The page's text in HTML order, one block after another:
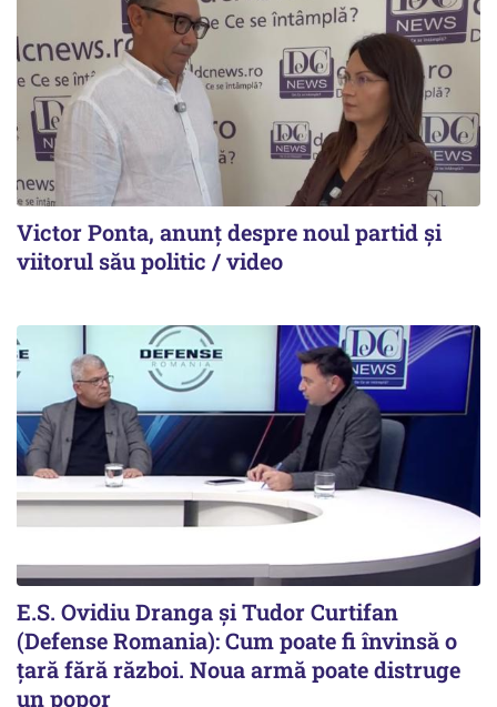
Victor Ponta, anunț despre noul partid și
viitorul său politic / video
E.S. Ovidiu Dranga și Tudor Curtifan
(Defense Romania): Cum poate fi învinsă o
țară fără război. Noua armă poate distruge
un popor